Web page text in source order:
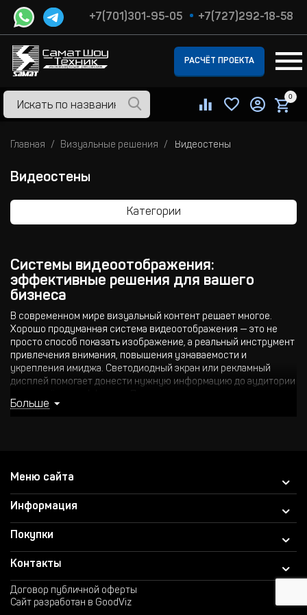
+7(701)301-95-05 +7(727)292-18-58
РАСЧЁТ ПРОЕКТА
0
Главная Визуальные решения Видеостены
Видеостены
Категории
Системы видеоотображения:
эффективные решения для вашего
бизнеса
В современном мире визуальный контент решает многое.
Хорошо продуманная система видеоотображения — это не
просто способ показать изображение, а реальный инструмент
привлечения внимания, повышения узнаваемости и
укрепления имиджа. Светодиодный экран или рекламный
дисплей помогает донести нужную информацию до аудитории
купить — это не расход, а инвестиция в эффективность вашего
всему Казахстану. Мы работаем напрямую с производителями,
что позволяет нам предлагать клиентам только проверенное
оборудование в отличном состоянии, с гарантией качества и
сервисным сопровождением.
Основные виды оборудования и его применение
Среди наиболее востребованных решений — лед экран,
видеостены, проекторы и панели. Их применение зависит от
конкретных задач и формата помещения: конференц-залы,
ТРЦ, концертные сцены, уличные экраны, рекламные носители
и др.
Больше
Меню сайта
Информация
Покупки
Контакты
Договор публичной оферты
Сайт разработан в GoodViz